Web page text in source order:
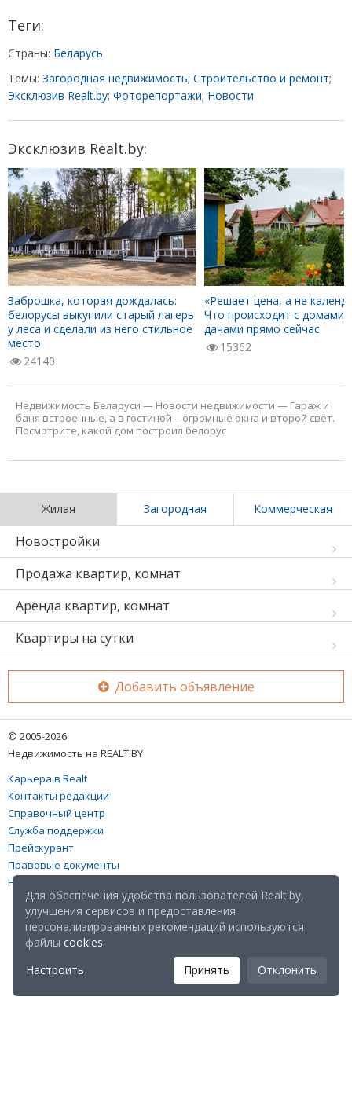
Теги:
Страны: Беларусь
Темы: Загородная недвижимость; Строительство и ремонт;
Эксклюзив Realt.by; Фоторепортажи; Новости
Эксклюзив Realt.by:
Заброшка, которая дождалась:
белорусы выкупили старый лагерь
у леса и сделали из него стильное
место
24140
«Решает цена, а не
Что происходит с домами
дачами прямо сейчас
15362
Недвижимость Беларуси — Новости недвижимости — Гараж и
баня встроенные, а в гостиной – огромные окна и второй свет.
Посмотрите, какой дом построил белорус
Жилая Загородная Коммерческая
Новостройки
Продажа квартир, комнат
Аренда квартир, комнат
Квартиры на сутки
Добавить объявление
© 2005-2026
Недвижимость на REALT.BY
Карьера в Realt
Контакты редакции
Справочный центр
Служба поддержки
Прейскурант
Правовые документы
Настройка файлов cookies
Для обеспечения удобства пользователей Realt.by,
улучшения сервисов и предоставления
персонализированных рекомендаций используются
файлы cookies.
Настроить
Принять Отклонить